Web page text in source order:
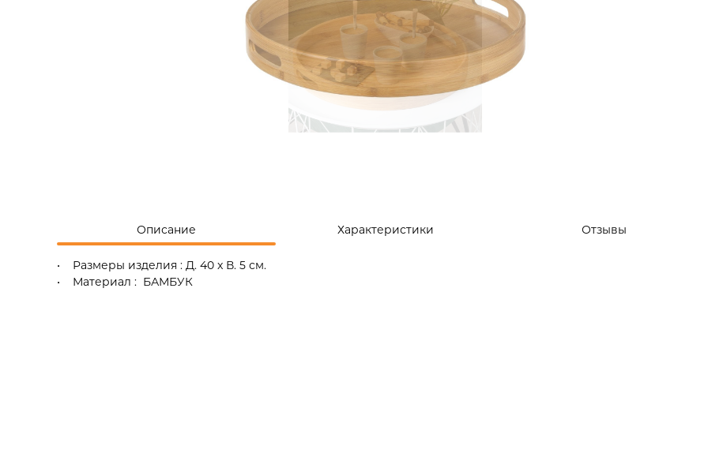
Описание Характеристики Отзывы
• Размеры изделия : Д. 40 x В. 5 см.
• Материал : БАМБУК